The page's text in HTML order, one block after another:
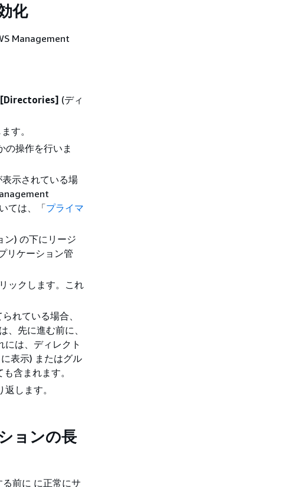
化
Management
[Directories] (ディ
す。
の操作を行いま
示されている場
ては、「プライマ
ン) の下にリージ
リケーション管
ックします。これ
れている場合、
、先に進む前に、
には、ディレクト
表示) またはグル
含まれます。
します。
ョンの長
前に に正常にサ